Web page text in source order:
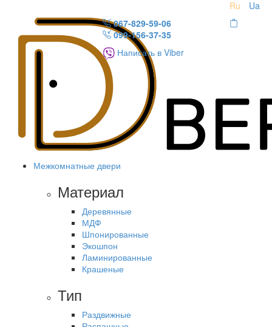
Ru
Ua
067-829-59-06
099-156-37-35
Написать в Viber
Межкомнатные двери
Материал
Деревянные
МДФ
Шпонированные
Экошпон
Ламинированные
Крашеные
Тип
Раздвижные